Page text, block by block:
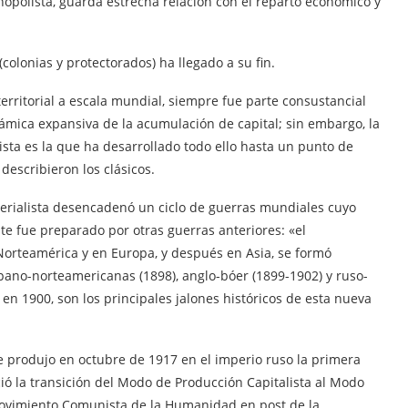
y protectorados) ha llegado a su fin.
a escala mundial, siempre fue parte consustancial
expansiva de la acumulación de capital; sin embargo, la
es la que ha desarrollado todo ello hasta un punto de
los clásicos.
desencadenó un ciclo de guerras mundiales cuyo
fue preparado por otras guerras anteriores: «el
y en Europa, y después en Asia, se formó
norteamericanas (1898), anglo-bóer (1899-1902) y ruso-
1900, son los principales jalones históricos de esta nueva
produjo en octubre de 1917 en el imperio ruso la primera
la transición del Modo de Producción Capitalista al Modo
Comunista de la Humanidad en post de la